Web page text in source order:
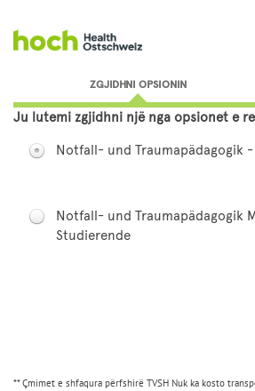
ZGJIDHNI OPSIONIN
Ju lutemi zgjidhni një nga opsionet e
Notfall- und Traumapädagogik
Notfall- und Traumapädagogik
Studierende
** Çmimet e shfaqura përfshirë TVSH Nuk ka kosto